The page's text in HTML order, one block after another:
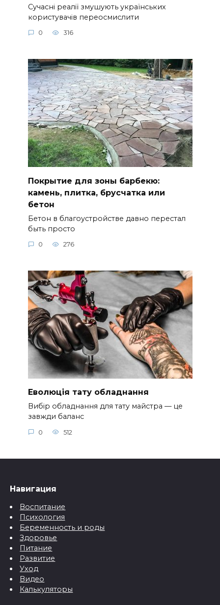
Сучасні реалії змушують українських
користувачів переосмислити
0 316
Покрытие для зоны барбекю:
камень, плитка, брусчатка или
бетон
Бетон в благоустройстве давно перестал
быть просто
0 276
Еволюція тату обладнання
Вибір обладнання для тату майстра — це
завжди баланс
0 512
Навигация
Воспитание
Психология
Беременность и роды
Здоровье
Питание
Развитие
Уход
Видео
Калькуляторы